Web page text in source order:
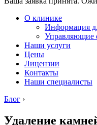
О клинике
Информация
Управляющие
Наши услуги
Цены
Лицензии
Контакты
Наши специалисты
Блог ›
Удаление